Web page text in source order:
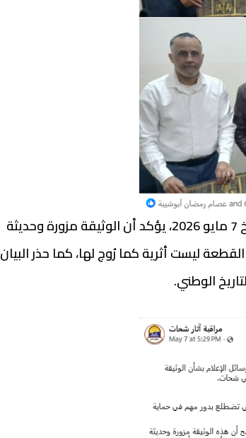
بتاريخ 7 مايو 2026، يؤكد أن الوثيقة مزورة وحديثة
ليست أثرية كما رُوج لها، كما حذر البيان
الوطني.